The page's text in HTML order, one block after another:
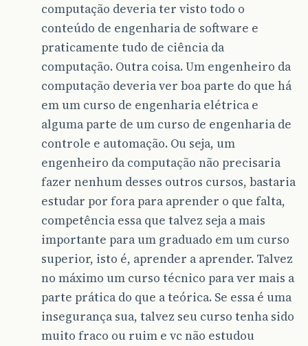
computação deveria ter visto todo o
conteúdo de engenharia de software e
praticamente tudo de ciência da
computação. Outra coisa. Um engenheiro da
computação deveria ver boa parte do que há
em um curso de engenharia elétrica e
alguma parte de um curso de engenharia de
controle e automação. Ou seja, um
engenheiro da computação não precisaria
fazer nenhum desses outros cursos, bastaria
estudar por fora para aprender o que falta,
competência essa que talvez seja a mais
importante para um graduado em um curso
superior, isto é, aprender a aprender. Talvez
no máximo um curso técnico para ver mais a
parte prática do que a teórica. Se essa é uma
insegurança sua, talvez seu curso tenha sido
muito fraco ou ruim e vc não estudou